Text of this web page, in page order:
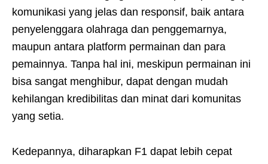
komunikasi yang jelas dan responsif, baik antara
penyelenggara olahraga dan penggemarnya,
maupun antara platform permainan dan para
pemainnya. Tanpa hal ini, meskipun permainan ini
bisa sangat menghibur, dapat dengan mudah
kehilangan kredibilitas dan minat dari komunitas
yang setia.
Kedepannya, diharapkan F1 dapat lebih cepat